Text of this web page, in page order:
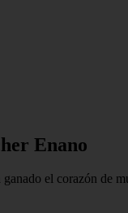
Enano
el corazón